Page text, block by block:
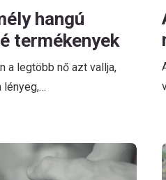
hangú
termékenyek
a legtöbb nő azt vallja,
lényeg,…